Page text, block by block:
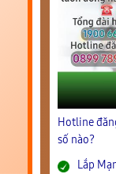
Hotline
số nào?
Lắp